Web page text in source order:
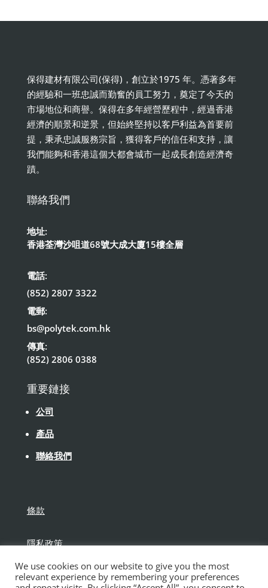
保得建材有限公司(保得)，創立於1975 年。憑著多年
的經驗和一班忠誠而勤奮的員工努力，奠定了今天的
市場地位和商譽。保得在多年經營歷程中，經過香港
經濟的順景和逆景，但始終堅持以客戶利益為首要前
提，秉承忠誠服務宗旨，獲得客戶的信任和支持，讓
我們能夠和香港這個大都會城市一起成長創造經濟奇
蹟。
聯絡我們
地址:
香港荃灣沙咀道68號大成大廈15樓全層
電話:
(852) 2807 3322
電郵:
bs@polytek.com.hk
傳真:
(852) 2806 0388
重要鏈接
公司
產品
聯絡我們
條款
隱私政策
免責聲明
We use cookies on our website to give you the most
relevant experience by remembering your preferences